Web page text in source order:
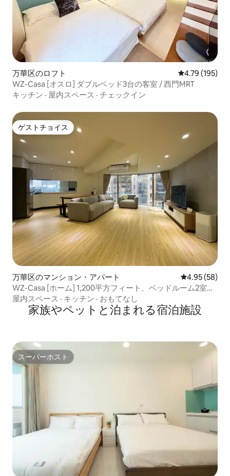
万華区のロフト レビュー195
4.79 (195)
WZ-Casa [オスロ] ダブルベッド3台の客室 / 西門MRT
キッチン · 屋内スペース · チェックイン
ゲストチョイス
ゲストチョイス
万華区のマンション・アパート レビュー58
4.95 (58)
WZ-Casa [ホーム] 1,200平方フィート、ベッドルーム2室と
リビング1室、西門町、西門まで3分
屋内スペース · キッチン · おもてなし
家族やペットと泊まれる宿泊施設
スーパーホスト
スーパーホスト